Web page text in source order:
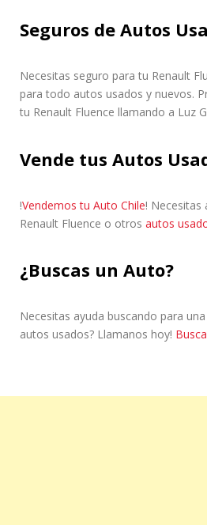
Seguros de Autos
Necesitas seguro para tu Renault
para todo autos usados y nuevos.
tu Renault Fluence llamando a Luz
Vende tus Autos
!Vendemos tu Auto Chile! Necesitas
Renault Fluence o otros autos
¿Buscas un Auto?
Necesitas ayuda buscando para
autos usados? Llamanos hoy!